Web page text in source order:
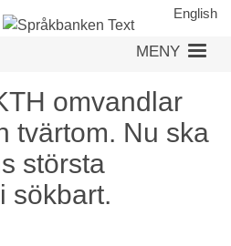
English
MENY
omvandlar
tvärtom. Nu ska
största
sökbart.